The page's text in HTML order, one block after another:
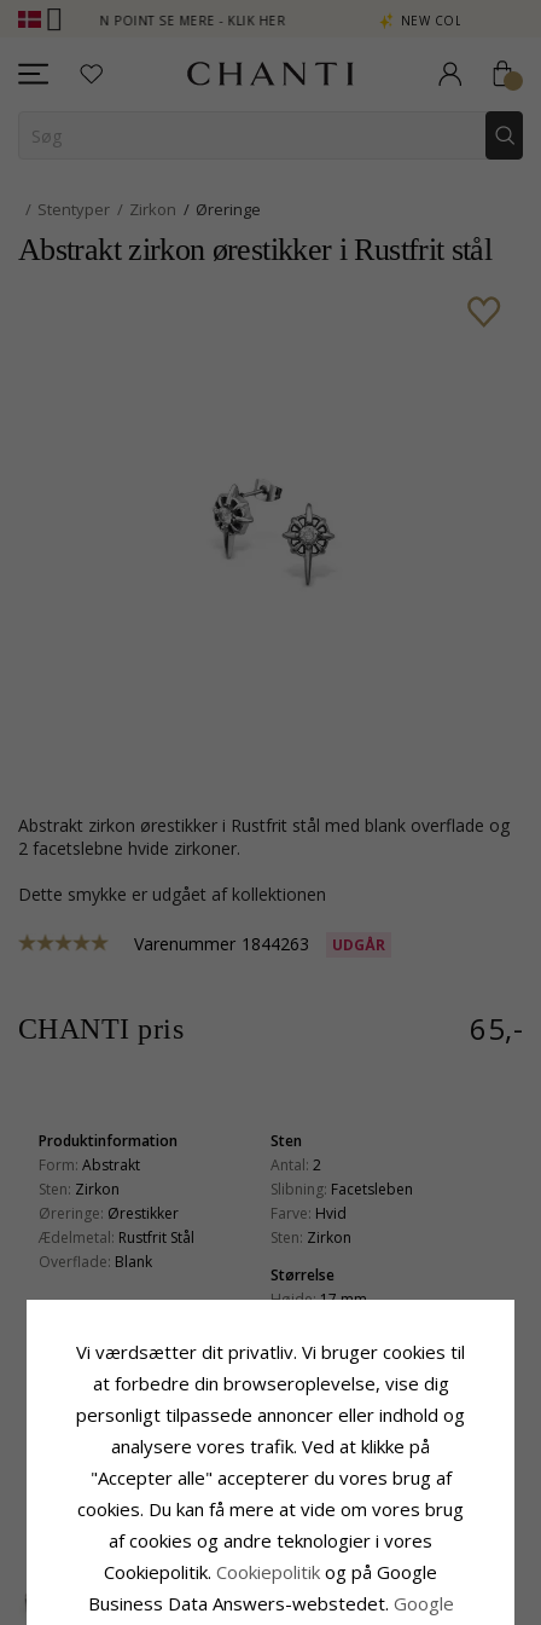
POINT SE MERE - KLIK HER NEW COLLECTION | AURA
Stentyper Zirkon Øreringe
Abstrakt zirkon ørestikker i Rustfrit stål
abstrakt zirkon ørestikker i Rustfrit stål med blank overflade og
2 facetslebne hvide zirkoner.
Dette smykke er udgået af kollektionen
Varenummer 1844263 UDGÅR
CHANTI pris 65,-
Produktinformation
Form: Abstrakt
Sten: Zirkon
Øreringe: Ørestikker
Ædelmetal: Rustfrit Stål
Overflade: Blank
Sten
Antal: 2
Slibning: Facetsleben
Farve: Hvid
Sten: Zirkon
Størrelse
Højde:17 mm
Leveringstid
Leveringstid:2-3 Hverdage
KUNDER DER HAR KØBT DENNE HAR
OGSÁ KØBT
Vi værdsætter dit privatliv. Vi bruger cookies til
at forbedre din browseroplevelse, vise dig
personligt tilpassede annoncer eller indhold og
analysere vores trafik. Ved at klikke på
"Accepter alle" accepterer du vores brug af
cookies. Du kan få mere at vide om vores brug
af cookies og andre teknologier i vores
Cookiepolitik. Cookiepolitik og på Google
Business Data Answers-webstedet. Google